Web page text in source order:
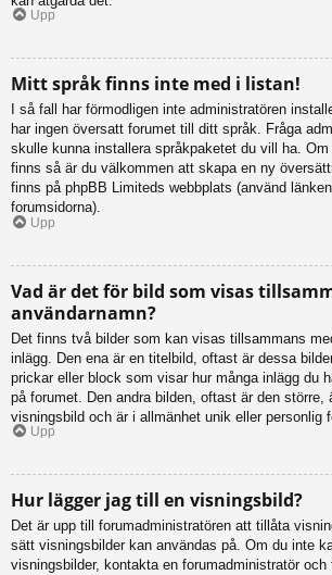
Upp
Mitt språk finns inte med i listan!
I så fall har förmodligen inte administratören
har ingen översatt forumet till ditt språk. Fråga
skulle kunna installera språkpaketet du vill ha.
finns så är du välkommen att skapa en ny
finns på phpBB Limiteds webbplats (använd
forumsidorna).
Upp
Vad är det för bild som visas
användarnamn?
Det finns två bilder som kan visas tillsammans
inlägg. Den ena är en titelbild, oftast är dessa
prickar eller block som visar hur många inlägg du
på forumet. Den andra bilden, oftast är den större,
visningsbild och är i allmänhet unik eller personlig
Upp
Hur lägger jag till en visningsbild?
Det är upp till forumadministratören att tillåta
sätt visningsbilder kan användas på. Om du inte
visningsbilder, kontakta en forumadministratör och